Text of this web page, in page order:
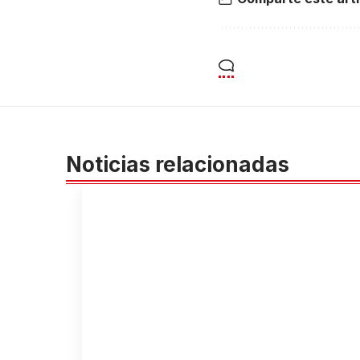
Noticias relacionadas